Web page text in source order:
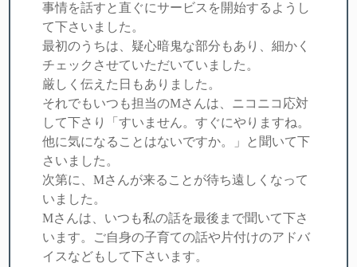
事情を話すと直ぐにサービスを開始するようし
て下さいました。
最初のうちは、疑心暗鬼な部分もあり、細かく
チェックさせていただいていました。
厳しく伝えた日もありました。
それでもいつも担当のMさんは、ニコニコ応対
して下さり「すいません。すぐにやりますね。
他に気になることはないですか。」と聞いて下
さいました。
次第に、Mさんが来ることが待ち遠しくなって
いました。
Mさんは、いつも私の話を最後まで聞いて下さ
います。ご自身の子育ての話や片付けのアドバ
イスなどもして下さいます。